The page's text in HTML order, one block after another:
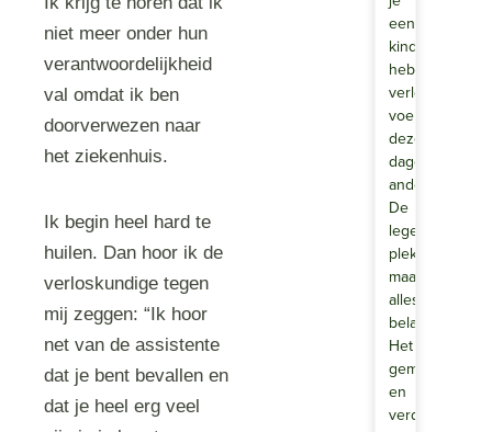
niet meer onder hun
verantwoordelijkheid
val omdat ik ben
doorverwezen naar
het ziekenhuis.
Ik begin heel hard te
huilen. Dan hoor ik de
verloskundige tegen
mij zeggen: “Ik hoor
net van de assistente
dat je bent bevallen en
dat je heel erg veel
een
kindje
hebt
verloren,
voelen
deze
dagen
anders.
De
lege
plek
maakt
alles
beladen.
Het
gemis
en
verdriet